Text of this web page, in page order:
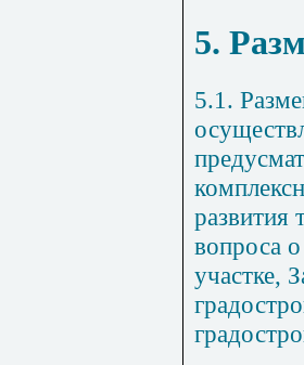
5.
5.1.
развития
вопроса
участке,